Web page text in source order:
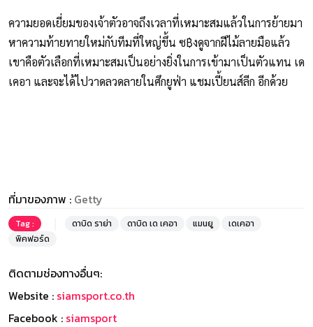
ความยอดเยี่ยมของเจ้าตัวอาจถึงเวลาที่เหมาะสมแล้วในการย้ายมา
หาความท้ายทายใหม่กับทีมที่ใหญ่ขึ้น ซ฿งดูจากฝีไม้ลายมือแล้ว
เขาคือตัวเลือกที่เหมาะสมเป็นอย่างยิ่งในการเข้ามาเป็นตัวแทน เด
เคอา และจะได้ไปวาดลวดลายในศึกยูฟ่า แชมเปี้ยนส์ลีก อีกด้วย
ที่มาของภาพ : Getty
Tag : ดาบิด ราย่า ดาบิด เด เคอา แมนยู
เดเคอา
พิคฟอร์ด
ติดตามช่องทางอื่นๆ:
Website : siamsport.co.th
Facebook : siamsport